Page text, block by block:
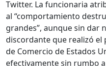
Twitter. La funcionaria
al “comportamiento
grandes”, aunque sin dar
discordante que realizó
de Comercio de Estados
efectivamente sin rumbo